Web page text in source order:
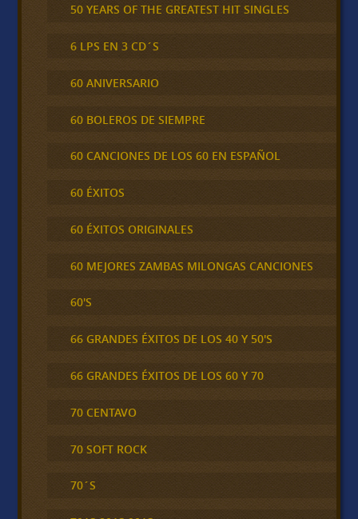
50 YEARS OF THE GREATEST HIT SINGLES
6 LPS EN 3 CD´S
60 ANIVERSARIO
60 BOLEROS DE SIEMPRE
60 CANCIONES DE LOS 60 EN ESPAÑOL
60 ÉXITOS
60 ÉXITOS ORIGINALES
60 MEJORES ZAMBAS MILONGAS CANCIONES
60'S
66 GRANDES ÉXITOS DE LOS 40 Y 50'S
66 GRANDES ÉXITOS DE LOS 60 Y 70
70 CENTAVO
70 SOFT ROCK
70´S